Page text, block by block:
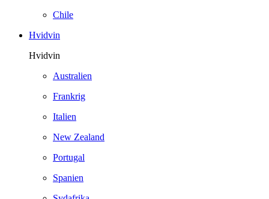
Chile
Hvidvin
Hvidvin
Australien
Frankrig
Italien
New Zealand
Portugal
Spanien